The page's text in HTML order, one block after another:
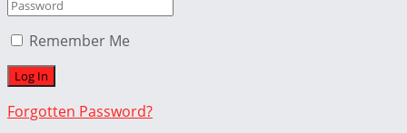
Remember Me
Forgotten Password?